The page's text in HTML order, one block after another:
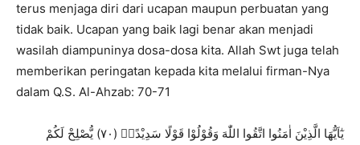
terus menjaga diri dari ucapan maupun perbuatan yang
tidak baik. Ucapan yang baik lagi benar akan menjadi
wasilah diampuninya dosa-dosa kita. Allah Swt juga telah
memberikan peringatan kepada kita melalui firman-Nya
dalam Q.S. Al-Ahzab: 70-71
ياَيُّهَا الَّذِيْنَ امَنُوا اتَّقُوا اللّهَ وَقُوْلُوْا قَوْلًا سَدِيْدًا ( ٧٠) يُّصْلِحْ لَكُمْ